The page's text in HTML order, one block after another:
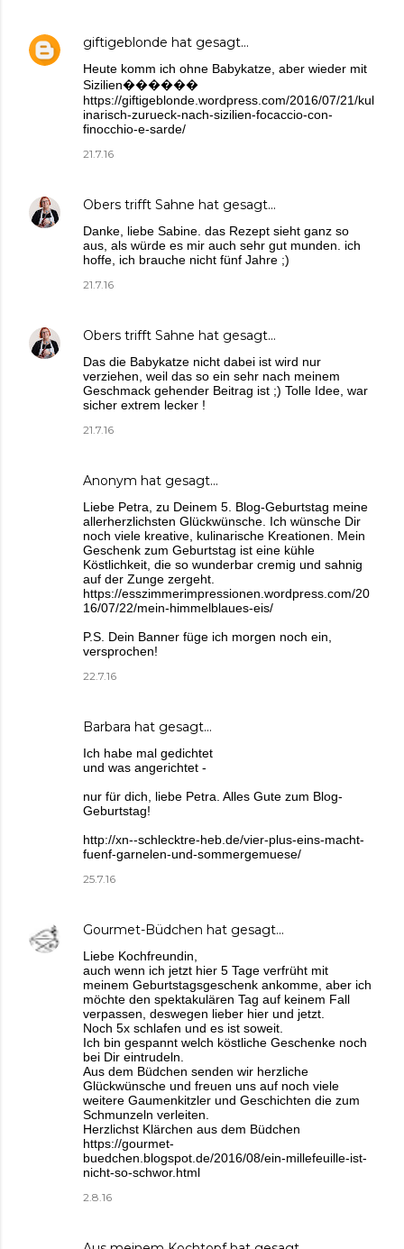
giftigeblonde hat gesagt…
Heute komm ich ohne Babykatze, aber wieder mit
Sizilien������
https://giftigeblonde.wordpress.com/2016/07/21/kul
inarisch-zurueck-nach-sizilien-focaccio-con-
finocchio-e-sarde/
21.7.16
Obers trifft Sahne hat gesagt…
Danke, liebe Sabine. das Rezept sieht ganz so
aus, als würde es mir auch sehr gut munden. ich
hoffe, ich brauche nicht fünf Jahre ;)
21.7.16
Obers trifft Sahne hat gesagt…
Das die Babykatze nicht dabei ist wird nur
verziehen, weil das so ein sehr nach meinem
Geschmack gehender Beitrag ist ;) Tolle Idee, war
sicher extrem lecker !
21.7.16
Anonym hat gesagt…
Liebe Petra, zu Deinem 5. Blog-Geburtstag meine
allerherzlichsten Glückwünsche. Ich wünsche Dir
noch viele kreative, kulinarische Kreationen. Mein
Geschenk zum Geburtstag ist eine kühle
Köstlichkeit, die so wunderbar cremig und sahnig
auf der Zunge zergeht.
https://esszimmerimpressionen.wordpress.com/20
16/07/22/mein-himmelblaues-eis/
P.S. Dein Banner füge ich morgen noch ein,
versprochen!
22.7.16
Barbara hat gesagt…
Ich habe mal gedichtet
und was angerichtet -
nur für dich, liebe Petra. Alles Gute zum Blog-
Geburtstag!
http://xn--schlecktre-heb.de/vier-plus-eins-macht-
fuenf-garnelen-und-sommergemuese/
25.7.16
Gourmet-Büdchen hat gesagt…
Liebe Kochfreundin,
auch wenn ich jetzt hier 5 Tage verfrüht mit
meinem Geburtstagsgeschenk ankomme, aber ich
möchte den spektakulären Tag auf keinem Fall
verpassen, deswegen lieber hier und jetzt.
Noch 5x schlafen und es ist soweit.
Ich bin gespannt welch köstliche Geschenke noch
bei Dir eintrudeln.
Aus dem Büdchen senden wir herzliche
Glückwünsche und freuen uns auf noch viele
weitere Gaumenkitzler und Geschichten die zum
Schmunzeln verleiten.
Herzlichst Klärchen aus dem Büdchen
https://gourmet-
buedchen.blogspot.de/2016/08/ein-millefeuille-ist-
nicht-so-schwor.html
2.8.16